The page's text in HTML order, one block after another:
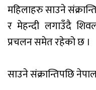
महिलाहरु साउने
र मेहन्दी लगाउँदै
प्रचलन समेत रहेको छ ।
साउने संक्रान्तिपछि